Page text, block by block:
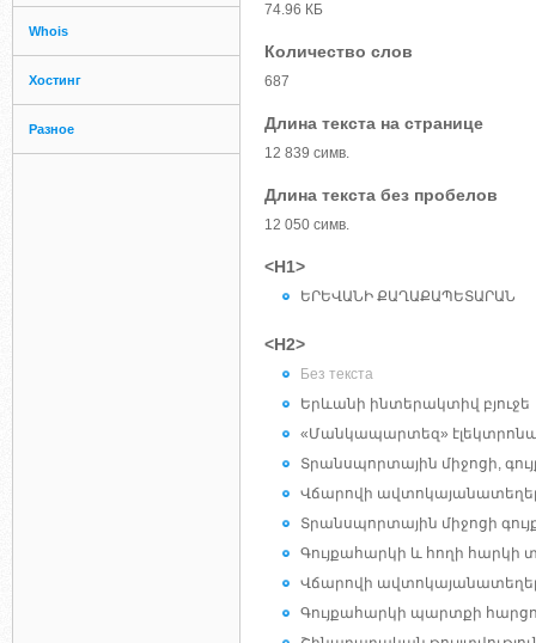
Whois
Хостинг
Разное
74.96 КБ
Количество слов
687
Длина текста на странице
12 839 симв.
Длина текста без пробелов
12 050 симв.
<H1>
ԵՐԵՎԱՆԻ ՔԱՂԱՔԱՊԵՏԱՐԱՆ
<H2>
Без текста
Երևանի ինտերակտիվ բյուջե
«Մանկապարտեզ»
Տրանսպորտային միջոցի,
Վճարովի
Տրանսպորտային միջոցի
Գույքահարկի և հողի հարկի
Վճարովի
Գույքահարկի պարտքի